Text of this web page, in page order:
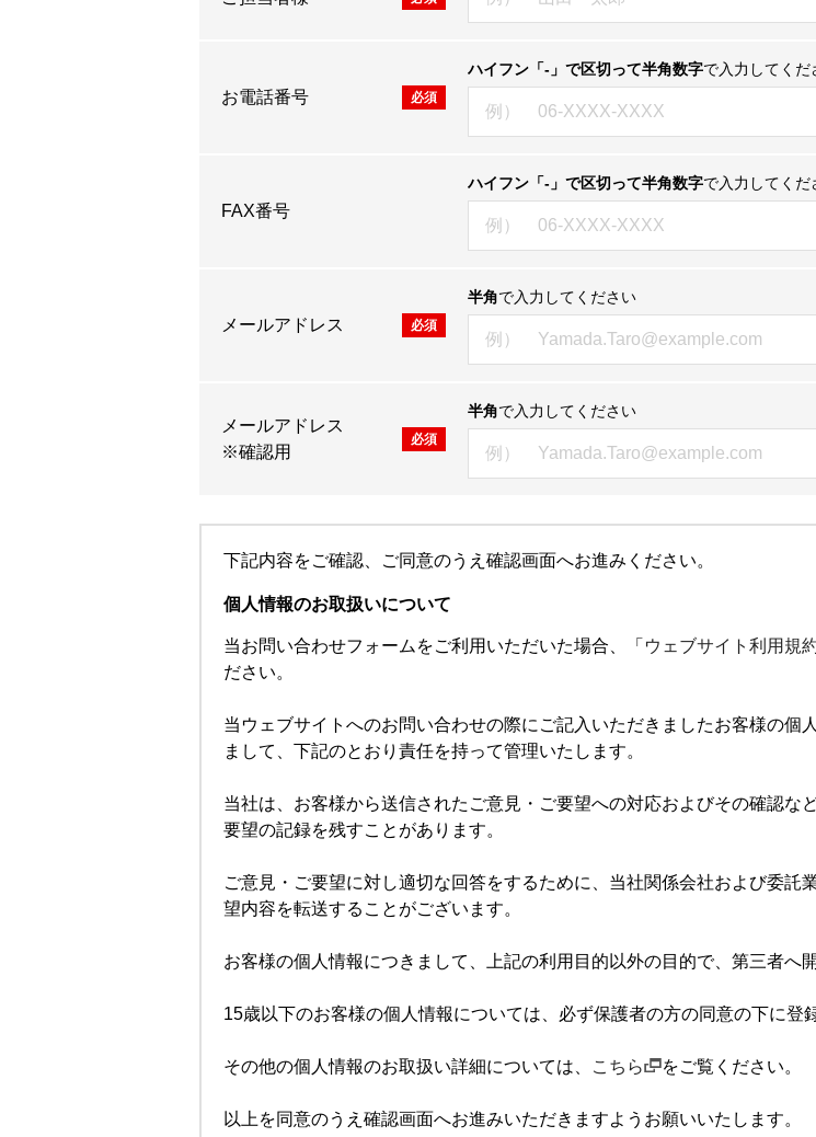
お電話番号 必須
ハイフン「-」で区切って半角数字で入力してくだ
FAX番号
ハイフン「-」で区切って半角数字で入力してくだ
メールアドレス 必須
半角で入力してください
メールアドレス
※確認用
必須
半角で入力してください
下記内容をご確認、ご同意のうえ確認画面へお進みください。
個人情報のお取扱いについて
当お問い合わせフォームをご利用いただいた場合、「 ウェブサイト利用規
ださい。
当ウェブサイトへのお問い合わせの際にご記入いただきましたお客様の個
まして、下記のとおり責任を持って管理いたします。
当社は、お客様から送信されたご意見・ご要望への対応およびその確認な
要望の記録を残すことがあります。
ご意見・ご要望に対し適切な回答をするために、当社関係会社および委
望内容を転送することがございます。
お客様の個人情報につきまして、上記の利用目的以外の目的で、第三者へ
15歳以下のお客様の個人情報については、必ず保護者の方の同意の下に登
その他の個人情報のお取扱い詳細については、 こちら をご覧ください。
以上を同意のうえ確認画面へお進みいただきますようお願いいたします。